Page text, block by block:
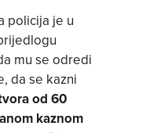
policija je u
mu se odredi
da se kazni
od 60
kaznom